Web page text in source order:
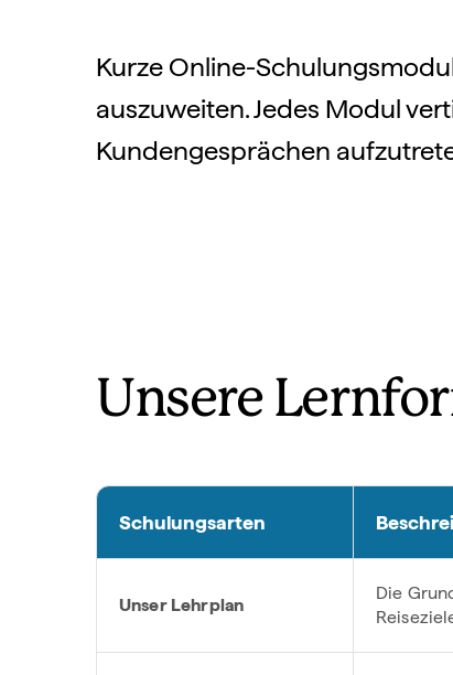
Kurze Online-
auszuweiten. Jedes Modul
Kundengesprächen
Unsere
Schulungsarten
Unser Lehrplan
Die